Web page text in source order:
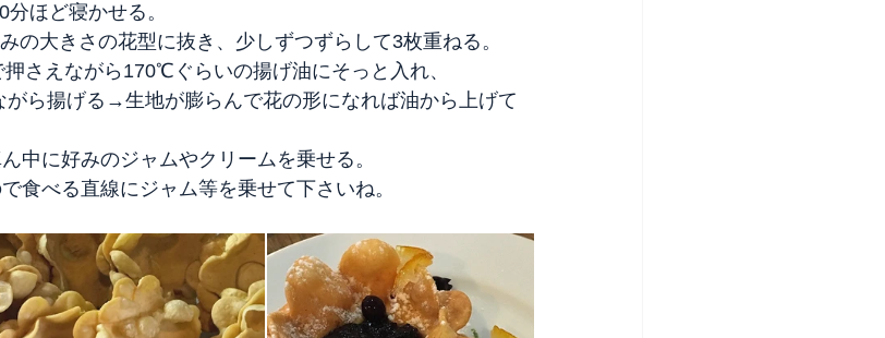
ほど寝かせる。
みの大きさの花型に抜き、少しずつずらして3枚重ねる。
さえながら170℃ぐらいの揚げ油にそっと入れ、
揚げる→生地が膨らんで花の形になれば油から上げて
ん中に好みのジャムやクリームを乗せる。
食べる直線にジャム等を乗せて下さいね。